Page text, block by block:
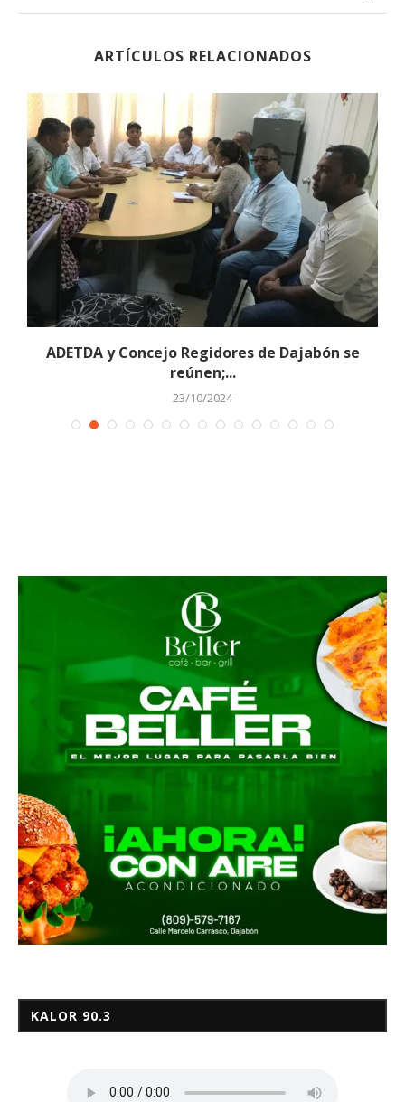
ARTÍCULOS RELACIONADOS
ADETDA y Concejo Regidores de Dajabón se
reúnen;...
23/10/2024
KALOR 90.3